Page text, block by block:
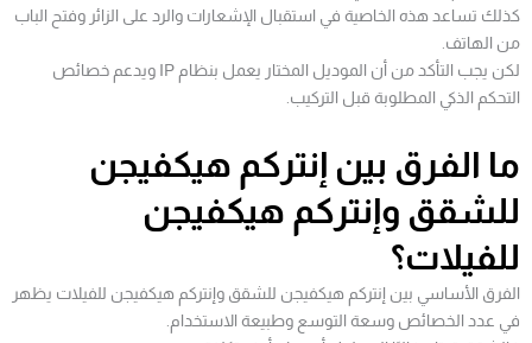
كذلك تساعد هذه الخاصية في استقبال الإشعارات والرد على الزائر وفتح الباب
من الهاتف.
لكن يجب التأكد من أن الموديل المختار يعمل بنظام IP ويدعم خصائص
التحكم الذكي المطلوبة قبل التركيب.
ما الفرق بين إنتركم هيكفيجن
للشقق وإنتركم هيكفيجن
للفيلات؟
الفرق الأساسي بين إنتركم هيكفيجن للشقق وإنتركم هيكفيجن للفيلات يظهر
في عدد الخصائص وسعة التوسع وطبيعة الاستخدام.